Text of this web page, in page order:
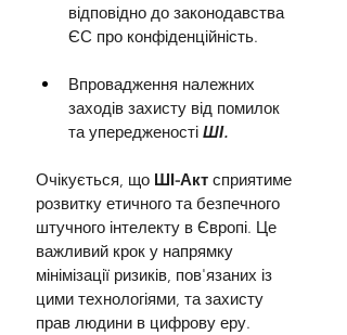
відповідно до законодавства
ЄС про конфіденційність.
Впровадження належних
заходів захисту від помилок
та упередженості ШІ.
Очікується, що ШІ-Акт сприятиме
розвитку етичного та безпечного
штучного інтелекту в Європі. Це
важливий крок у напрямку
мінімізації ризиків, пов'язаних із
цими технологіями, та захисту
прав людини в цифрову еру.